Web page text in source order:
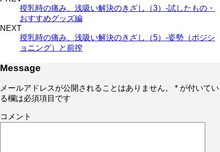
授乳時の痛み、浅吸い解決のきざし（3）-試したもの・
おすすめグッズ編
NEXT
授乳時の痛み、浅吸い解決のきざし（5）-姿勢（ポジシ
ョニング）と前搾
Message
メールアドレスが公開されることはありません。 * が付いてい
る欄は必須項目です
コメント